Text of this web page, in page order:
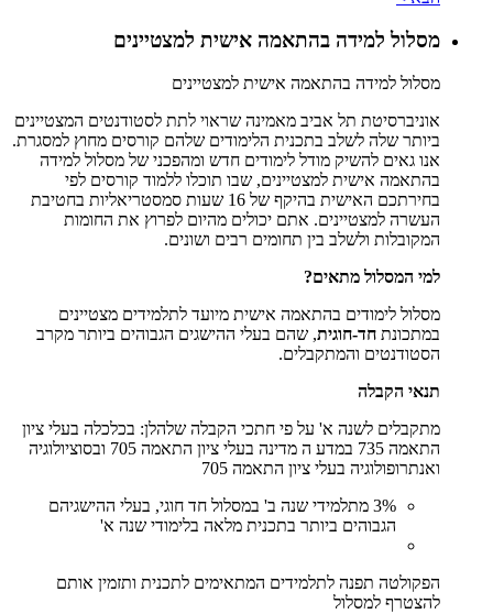
מסלול למידה בהתאמה אישית למצטיינים
מסלול למידה בהתאמה אישית למצטיינים
אוניברסיטת תל אביב מאמינה שראוי לתת לסטודנטים המצטיינים
ביותר שלה לשלב בתכנית הלימודים שלהם קורסים מחוץ למסגרת.
אנו גאים להשיק מודל לימודים חדש ומהפכני של מסלול למידה
בהתאמה אישית למצטיינים, שבו תוכלו ללמוד קורסים לפי
בחירתכם האישית בהיקף של 16 שעות סמסטריאליות בחטיבת
העשרה למצטיינים. אתם יכולים מהיום לפרוץ את החומות
המקובלות ולשלב בין תחומים רבים ושונים.
למי המסלול מתאים?
מסלול לימודים בהתאמה אישית מיועד לתלמידים מצטיינים
במתכונת חד-חוגית, שהם בעלי ההישגים הגבוהים ביותר מקרב
הסטודנטים והמתקבלים.
תנאי הקבלה
מתקבלים לשנה א' על פי חתכי הקבלה שלהלן: בכלכלה בעלי ציון
התאמה 735 במדע ה מדינה בעלי ציון התאמה 705 ובסוציולוגיה
ואנתרופולוגיה בעלי ציון התאמה 705
3% מתלמידי שנה ב' במסלול חד חוגי, בעלי ההישגיהם
הגבוהים ביותר בתכנית מלאה בלימודי שנה א'
הפקולטה תפנה לתלמידים המתאימים לתכנית ותזמין אותם
להצטרף למסלול